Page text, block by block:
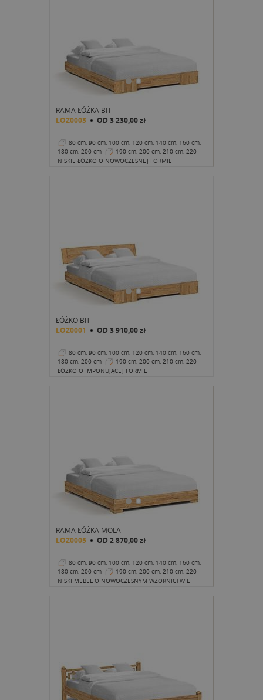
RAMA ŁÓŻKA BIT
LOZ0003 OD 3 230,00 zł
80 cm, 90 cm, 100 cm, 120 cm, 140 cm, 160 cm,
180 cm, 200 cm
190 cm, 200 cm, 210 cm, 220
cm
20 cm
NISKIE ŁÓŻKO O NOWOCZESNEJ FORMIE
ŁÓŻKO BIT
LOZ0001 OD 3 910,00 zł
80 cm, 90 cm, 100 cm, 120 cm, 140 cm, 160 cm,
180 cm, 200 cm
190 cm, 200 cm, 210 cm, 220
cm
20 cm
ŁÓŻKO O IMPONUJĄCEJ FORMIE
RAMA ŁÓŻKA MOLA
LOZ0005 OD 2 870,00 zł
80 cm, 90 cm, 100 cm, 120 cm, 140 cm, 160 cm,
180 cm, 200 cm
190 cm, 200 cm, 210 cm, 220
cm
22 cm
NISKI MEBEL O NOWOCZESNYM WZORNICTWIE